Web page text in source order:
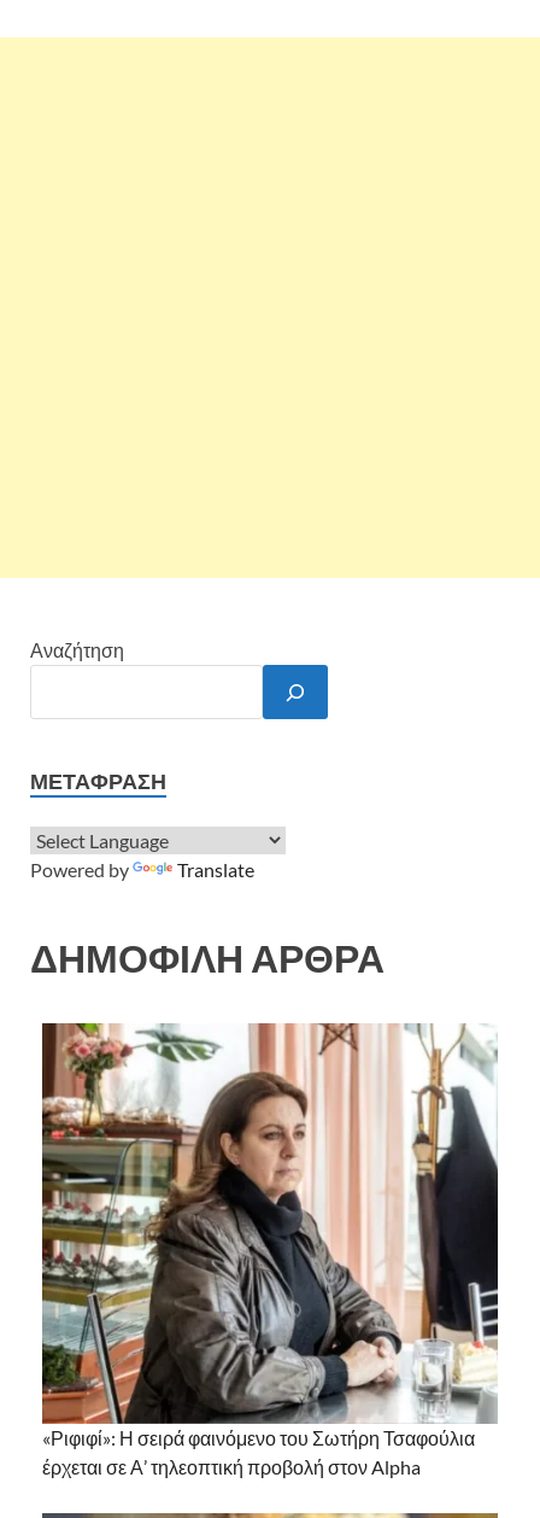
Αναζήτηση
ΜΕΤΆΦΡΑΣΗ
Powered by Translate
ΔΗΜΟΦΙΛΗ ΑΡΘΡΑ
«Ριφιφί»: Η σειρά φαινόμενο του Σωτήρη Τσαφούλια
έρχεται σε Α’ τηλεοπτική προβολή στον Alpha